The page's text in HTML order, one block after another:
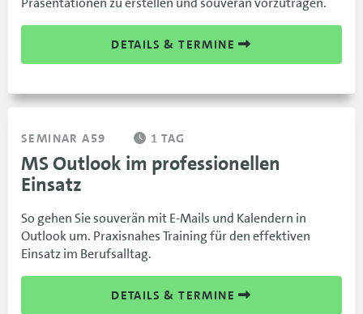
DETAILS & TERMINE
SEMINAR A59 1 TAG
MS Outlook im professionellen
Einsatz
So gehen Sie souverän mit E-Mails und Kalendern in
Outlook um. Praxisnahes Training für den effektiven
Einsatz im Berufsalltag.
DETAILS & TERMINE